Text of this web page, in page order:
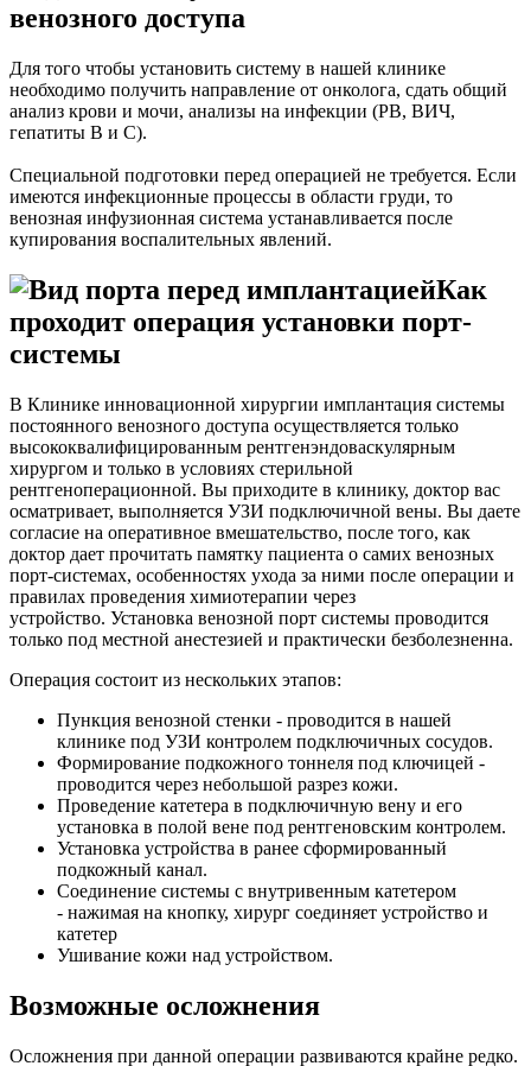
венозного доступа
Для того чтобы установить систему в нашей клинике
необходимо получить направление от онколога, сдать общий
анализ крови и мочи, анализы на инфекции (РВ, ВИЧ,
гепатиты В и С).
Специальной подготовки перед операцией не требуется. Если
имеются инфекционные процессы в области груди, то
венозная инфузионная система устанавливается после
купирования воспалительных явлений.
Как
проходит операция установки порт-
системы
В Клинике инновационной хирургии имплантация системы
постоянного венозного доступа осуществляется только
высококвалифицированным рентгенэндоваскулярным
хирургом и только в условиях стерильной
рентгеноперационной. Вы приходите в клинику, доктор вас
осматривает, выполняется УЗИ подключичной вены. Вы даете
согласие на оперативное вмешательство, после того, как
доктор дает прочитать памятку пациента о самих венозных
порт-системах, особенностях ухода за ними после операции и
правилах проведения химиотерапии через
устройство. Установка венозной порт системы проводится
только под местной анестезией и практически безболезненна.
Операция состоит из нескольких этапов:
Пункция венозной стенки - проводится в нашей
клинике под УЗИ контролем подключичных сосудов.
Формирование подкожного тоннеля под ключицей -
проводится через небольшой разрез кожи.
Проведение катетера в подключичную вену и его
установка в полой вене под рентгеновским контролем.
Установка устройства в ранее сформированный
подкожный канал.
Соединение системы с внутривенным катетером
- нажимая на кнопку, хирург соединяет устройство и
катетер
Ушивание кожи над устройством.
Возможные осложнения
Осложнения при данной операции развиваются крайне редко.